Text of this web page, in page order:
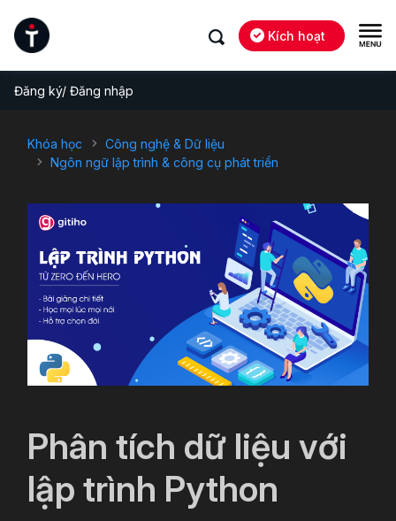
Kích hoạt
Đăng ký/ Đăng nhập
Khóa học
Công nghệ & Dữ liệu
Ngôn ngữ lập trình & công cụ phát triển
Phân tích dữ liệu với
lập trình Python